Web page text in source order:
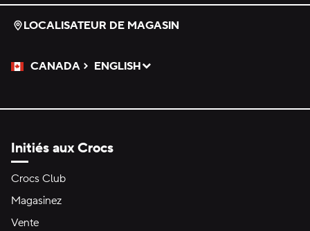
LOCALISATEUR DE MAGASIN
CANADA
Veuillez sélectionner une langue
ENGLISH
Sélectionné
Initiés aux Crocs
Crocs Club
Magasinez
Vente